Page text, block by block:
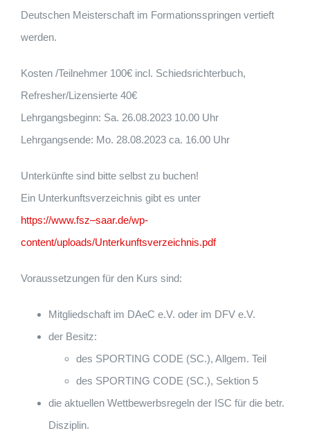
Deutschen Meisterschaft im Formationsspringen vertieft
werden.
Kosten /Teilnehmer 100€ incl. Schiedsrichterbuch,
Refresher/Lizensierte 40€
Lehrgangsbeginn: Sa. 26.08.2023 10.00 Uhr
Lehrgangsende: Mo. 28.08.2023 ca. 16.00 Uhr
Unterkünfte sind bitte selbst zu buchen!
Ein Unterkunftsverzeichnis gibt es unter
https://www.fsz–saar.de/wp-
content/uploads/Unterkunftsverzeichnis.pdf
Voraussetzungen für den Kurs sind:
Mitgliedschaft im DAeC e.V. oder im DFV e.V.
der Besitz:
des SPORTING CODE (SC.), Allgem. Teil
des SPORTING CODE (SC.), Sektion 5
die aktuellen Wettbewerbsregeln der ISC für die betr.
Disziplin.